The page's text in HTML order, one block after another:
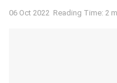
06 Oct 2022 Reading Time: 2